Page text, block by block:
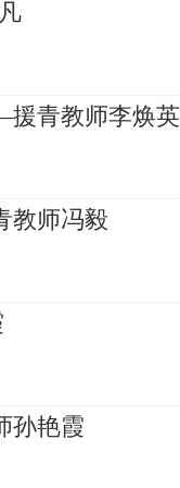
青教师李焕英
教师冯毅
孙艳霞